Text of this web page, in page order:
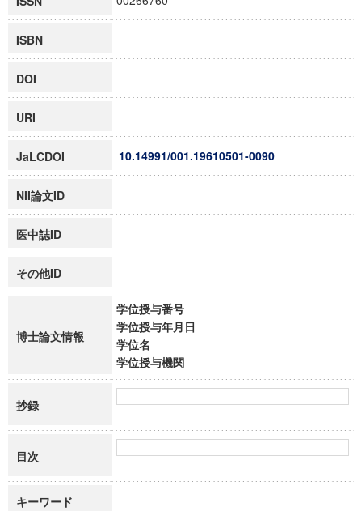
ISBN
DOI
URI
JaLCDOI 10.14991/001.19610501-0090
NII論文ID
医中誌ID
その他ID
博士論文情報
学位授与番号
学位授与年月日
学位名
学位授与機関
抄録
目次
キーワード